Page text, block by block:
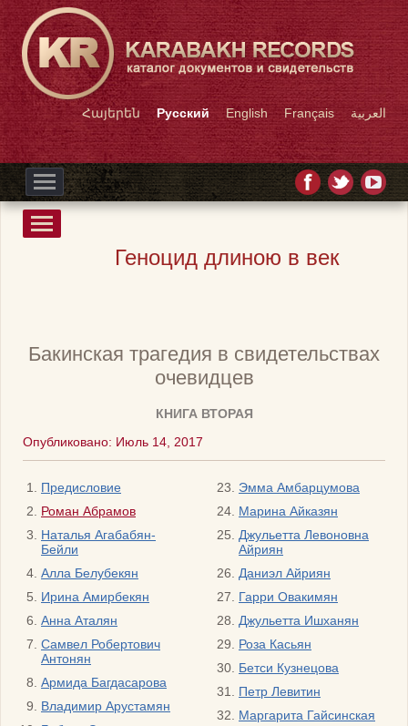
Հայերեն Русский English Français العربية
Геноцид длиною в век
Бакинская трагедия в свидетельствах
очевидцев
КНИГА ВТОРАЯ
Опубликовано: Июль 14, 2017
Предисловие
Роман Абрамов
Наталья Агабабян-
Бейли
Алла Белубекян
Ирина Амирбекян
Анна Аталян
Самвел Робертович
Антонян
Армида Багдасарова
Владимир Арустамян
Эмма Амбарцумова
Марина Айказян
Джульетта Левоновна
Айриян
Даниэл Айриян
Гарри Овакимян
Джульетта Ишханян
Роза Касьян
Бетси Кузнецова
Петр Левитин
Маргарита Гайсинская